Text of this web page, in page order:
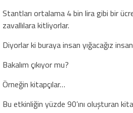
Stantları ortalama 4 bin lira gibi bir
zavallılara kitliyorlar.
Diyorlar ki buraya insan yığacağız insan,
Bakalım çıkıyor mu?
Örneğin kitapçılar…
Bu etkinliğin yüzde 90’ını oluşturan